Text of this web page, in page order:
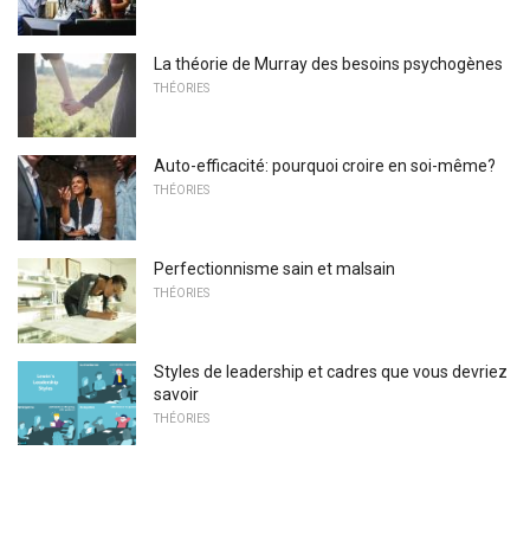
La théorie de Murray des besoins psychogènes
THÉORIES
Auto-efficacité: pourquoi croire en soi-même?
THÉORIES
Perfectionnisme sain et malsain
THÉORIES
Styles de leadership et cadres que vous devriez
savoir
THÉORIES